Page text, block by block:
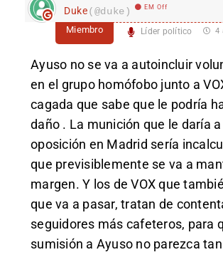
Duke(@duke) EM Off
Miembro Líder político 4
Ayuso no se va a autoincluir
en el grupo homófobo junto a
cagada que sabe que le podría
daño . La munición que le daría a
oposición en Madrid sería
que previsiblemente se va a
margen. Y los de VOX que
que va a pasar, tratan de
seguidores más cafeteros, para
sumisión a Ayuso no parezca